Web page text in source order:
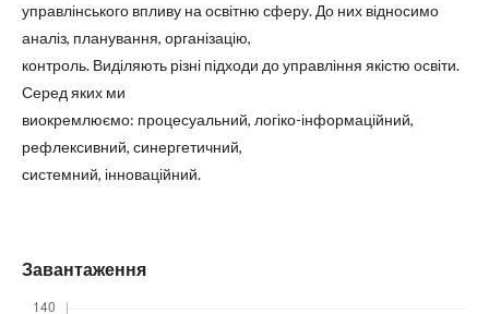
управлінського впливу на освітню сферу. До них відносимо
аналіз, планування, організацію,
контроль. Виділяють різні підходи до управління якістю освіти.
Серед яких ми
виокремлюємо: процесуальний, логіко-інформаційний,
рефлексивний, синергетичний,
системний, інноваційний.
Завантаження